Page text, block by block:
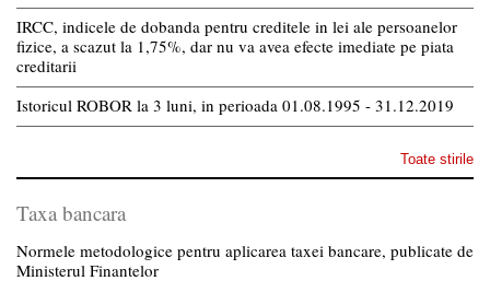
IRCC, indicele de dobanda pentru creditele in lei ale persoanelor
fizice, a scazut la 1,75%, dar nu va avea efecte imediate pe piata
creditarii
Istoricul ROBOR la 3 luni, in perioada 01.08.1995 - 31.12.2019
Toate stirile
Taxa bancara
Normele metodologice pentru aplicarea taxei bancare, publicate de
Ministerul Finantelor